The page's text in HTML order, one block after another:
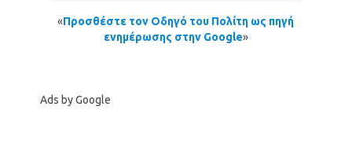
«Προσθέστε τον Οδηγό του Πολίτη ως πηγή
ενημέρωσης στην Google»
Ads by Google